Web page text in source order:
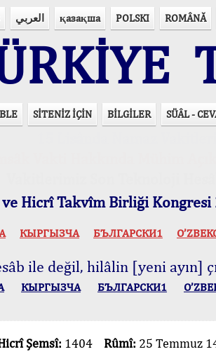
العربي қазақша POLSKI ROMÂNĂ
SİTENİZ İÇİN BİLGİLER SÜÂL -
Hicrî Takvîm Birliği Kongresi
КЫPГЫЗЧA БЪЛГАРСКИ1
ile değil, hilâlin [yeni ayın]
КЫPГЫЗЧA БЪЛГАРСКИ1
Şemsî: 1404 Rûmî: 25 Temmuz